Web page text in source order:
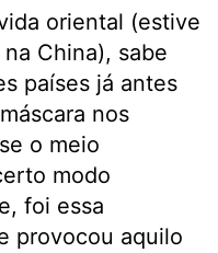
oriental (estive
China), sabe
países já antes
nos
o meio
modo
foi essa
provocou aquilo